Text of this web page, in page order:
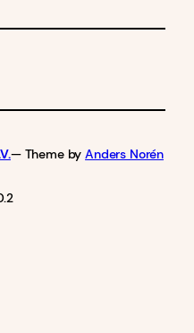
— Theme byAnders Norén